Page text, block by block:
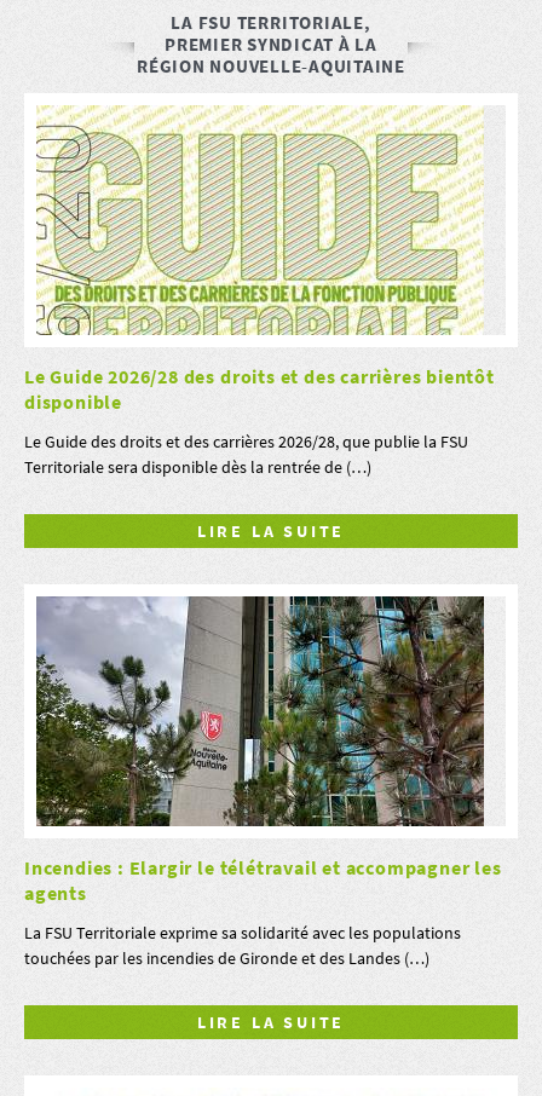
LA FSU TERRITORIALE,
PREMIER SYNDICAT À LA
RÉGION NOUVELLE-AQUITAINE
Le Guide 2026/28 des droits et des carrières bientôt
disponible
Le Guide des droits et des carrières 2026/28, que publie la FSU
Territoriale sera disponible dès la rentrée de (…)
LIRE LA SUITE
Incendies : Elargir le télétravail et accompagner les
agents
La FSU Territoriale exprime sa solidarité avec les populations
touchées par les incendies de Gironde et des Landes (…)
LIRE LA SUITE